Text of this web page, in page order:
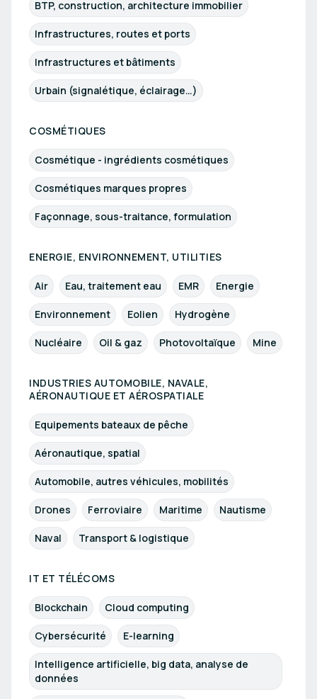
BTP, construction, architecture immobilier
Infrastructures, routes et ports
Infrastructures et bâtiments
Urbain (signalétique, éclairage…)
COSMÉTIQUES
Cosmétique - ingrédients cosmétiques
Cosmétiques marques propres
Façonnage, sous-traitance, formulation
ENERGIE, ENVIRONNEMENT, UTILITIES
Air Eau, traitement eau EMR Energie
Environnement Eolien Hydrogène
Nucléaire Oil & gaz Photovoltaïque Mine
INDUSTRIES AUTOMOBILE, NAVALE,
AÉRONAUTIQUE ET AÉROSPATIALE
Equipements bateaux de pêche
Aéronautique, spatial
Automobile, autres véhicules, mobilités
Drones Ferroviaire Maritime Nautisme
Naval Transport & logistique
IT ET TÉLÉCOMS
Blockchain Cloud computing
Cybersécurité E-learning
Intelligence artificielle, big data, analyse de
données